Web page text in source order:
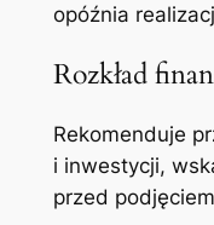
opóźnia
Rozkład
Rekomenduje
i inwestycji,
przed